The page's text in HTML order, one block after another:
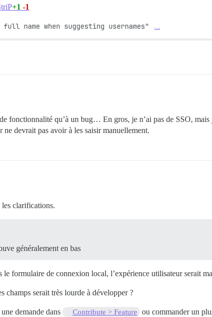
+1 -1
name when suggesting usernames" …
fonctionnalité qu’à un bug… En gros, je n’ai pas de SSO,
ne devrait pas avoir à les saisir manuellement.
clarifications.
généralement en bas
le formulaire de connexion local, l’expérience utilisateur serait
champs serait très lourde à développer ?
demande dans Contribute > Feature ou commander un